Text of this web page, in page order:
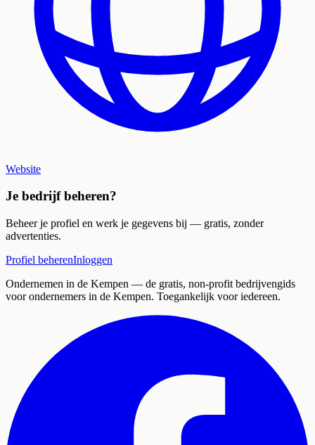
Website
Je bedrijf beheren?
Beheer je profiel en werk je gegevens bij — gratis, zonder
advertenties.
Profiel beherenInloggen
Ondernemen in de Kempen — de gratis, non-profit bedrijvengids
voor ondernemers in de Kempen. Toegankelijk voor iedereen.